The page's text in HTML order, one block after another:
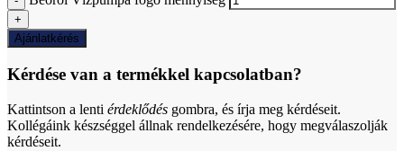
Ajánlatkérés
Kérdése van a termékkel kapcsolatban?
Kattintson a lenti érdeklődés gombra, és írja meg kérdéseit.
Kollégáink készséggel állnak rendelkezésére, hogy megválaszolják
kérdéseit.